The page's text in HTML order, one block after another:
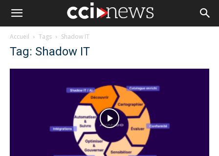
Accueil Tags Shadow IT
Tag: Shadow IT